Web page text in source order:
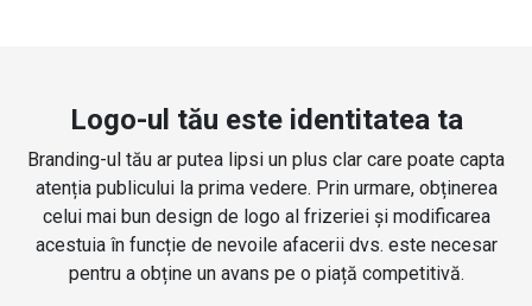
Logo-ul tău este identitatea ta
Branding-ul tău ar putea lipsi un plus clar care poate capta
atenția publicului la prima vedere. Prin urmare, obținerea
celui mai bun design de logo al frizeriei și modificarea
acestuia în funcție de nevoile afacerii dvs. este necesar
pentru a obține un avans pe o piață competitivă.